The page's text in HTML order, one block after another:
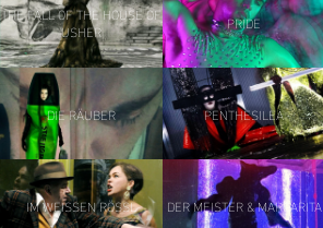
THE FALL OF THE HOUSE OF
USHER PRIDE
DIE RÄUBER PENTHESILEA
IM WEISSEN RÖSSL DER MEISTER & MARGARITA